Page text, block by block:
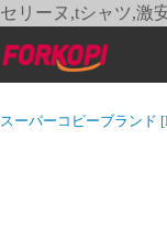
セリーヌ,tシャツ,激
スーパーコピーブランド